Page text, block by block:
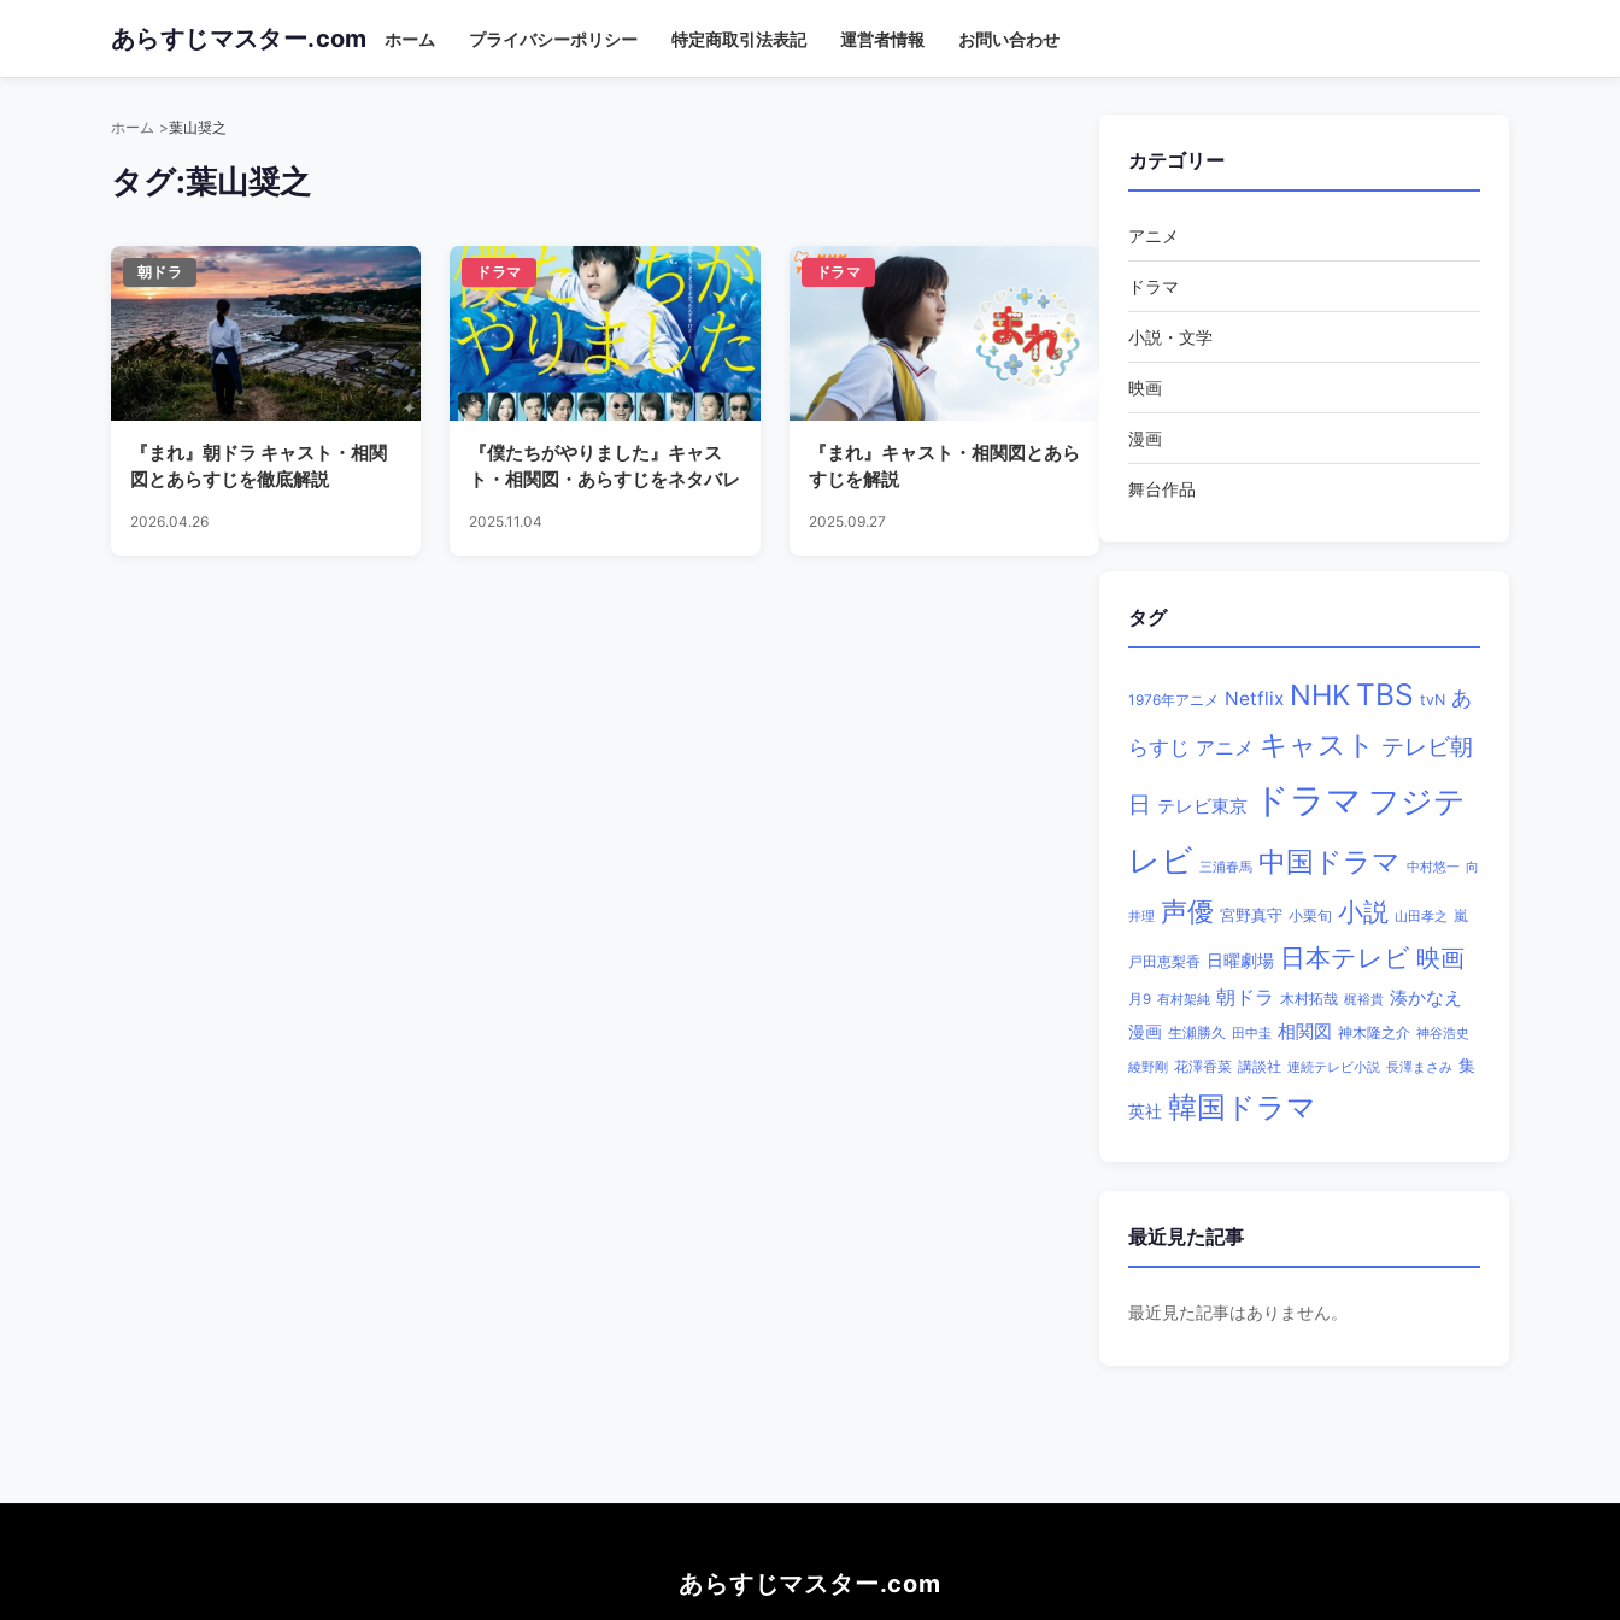
main
あらすじマスター.com ホーム プライバシーポリシー 特定商取引法表記 運営者情報 お問い合わせ
ホーム 葉山奨之
タグ:葉山奨之
朝ドラ
『まれ』朝ドラ キャスト・相関
図とあらすじを徹底解説
2026.04.26
ドラマ
『僕たちがやりました』キャス
ト・相関図・あらすじをネタバレ
2025.11.04
ドラマ
『まれ』キャスト・相関図とあら
すじを解説
2025.09.27
カテゴリー
アニメ
ドラマ
小説・文学
映画
漫画
舞台作品
タグ
1976年アニメ Netflix NHK TBS tvN あ
らすじ アニメ キャスト テレビ朝
日 テレビ東京 ドラマ フジテ
レビ 三浦春馬 中国ドラマ 中村悠一 向
井理 声優 宮野真守 小栗旬 小説 山田孝之 嵐
戸田恵梨香 日曜劇場 日本テレビ 映画
月9 有村架純 朝ドラ 木村拓哉 梶裕貴 湊かなえ
漫画 生瀬勝久 田中圭 相関図 神木隆之介 神谷浩史
綾野剛 花澤香菜 講談社 連続テレビ小説 長澤まさみ 集
英社 韓国ドラマ
最近見た記事
最近見た記事はありません。
あらすじマスター.com